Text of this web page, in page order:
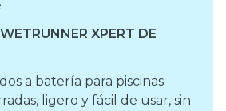
XPERT DE
a batería para piscinas
ligero y fácil de usar, sin